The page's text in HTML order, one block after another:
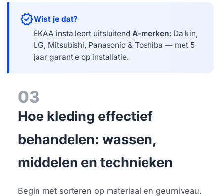
verifiedWist je dat?
EKAA installeert uitsluitend A-merken: Daikin,
LG, Mitsubishi, Panasonic & Toshiba — met 5
jaar garantie op installatie.
03
Hoe kleding effectief
behandelen: wassen,
middelen en technieken
Begin met sorteren op materiaal en geurniveau.